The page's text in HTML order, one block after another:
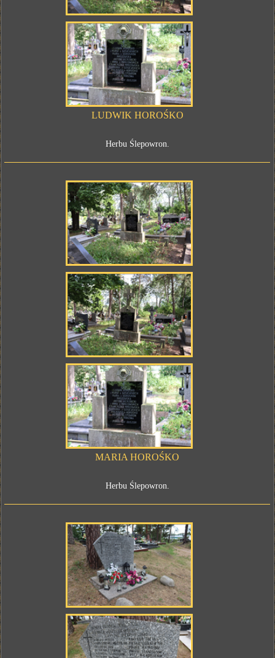
LUDWIK HOROŚKO
Herbu Ślepowron.
MARIA HOROŚKO
Herbu Ślepowron.